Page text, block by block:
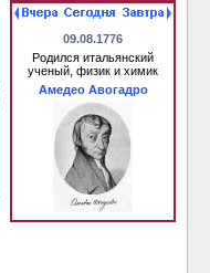
09.08.1776
Родился итальянский
ученый, физик и химик
Амедео Авогадро